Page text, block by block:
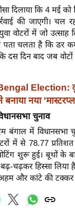
दिलाया कि 4
की जाएगी। चल
वोटरों में जो
पता चलता है कि डर
दस दिन बाद जब
Election:
नया
चुनाव
बंगाल में
में से 78.77
शुरू हुई। बूथों के
चढ़कर हिस्सा
और कांटे की टक्कर